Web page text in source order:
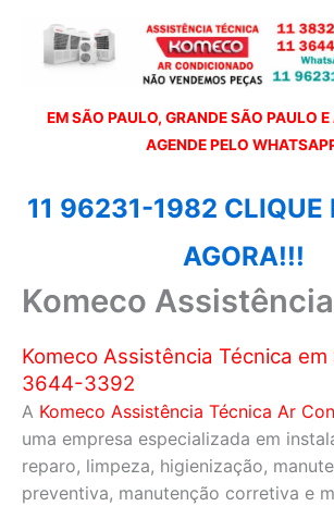
EM SÃO PAULO, GRANDE SÃO PAULO
AGENDE PELO
11 96231-1982 CLIQUE
AGORA!!!
Komeco
Komeco Assistência Técnica em
3644-3392
A Komeco Assistência Técnica Ar
uma empresa especializada em
reparo, limpeza, higienização,
preventiva, manutenção corretiva e